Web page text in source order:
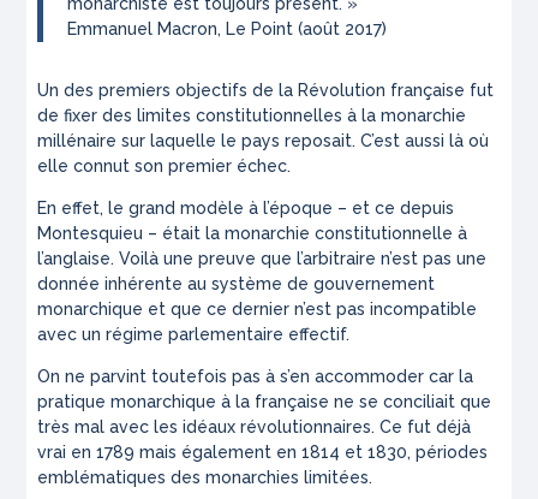
Emmanuel Macron, Le Point (août 2017)
Un des premiers objectifs de la Révolution française fut
de fixer des limites constitutionnelles à la monarchie
millénaire sur laquelle le pays reposait. C’est aussi là où
elle connut son premier échec.
En effet, le grand modèle à l’époque – et ce depuis
Montesquieu – était la monarchie constitutionnelle à
l’anglaise. Voilà une preuve que l’arbitraire n’est pas une
donnée inhérente au système de gouvernement
monarchique et que ce dernier n’est pas incompatible
avec un régime parlementaire effectif.
On ne parvint toutefois pas à s’en accommoder car la
pratique monarchique à la française ne se conciliait que
très mal avec les idéaux révolutionnaires. Ce fut déjà
vrai en 1789 mais également en 1814 et 1830, périodes
emblématiques des monarchies limitées.